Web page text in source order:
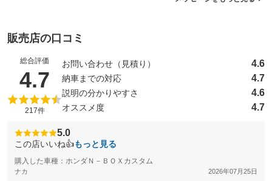
販売店の口コミ
総合評価
4.7 （5点満点中）
217件
お問い合わせ（見積り） 4.6
納車までの対応 4.7
説明の分かりやすさ 4.6
オススメ度 4.7
5.0
この店いいね👍もっと見る
購入した車種：ホンダＮ－ＢＯＸカスタム
ナカ 2026年07月25日